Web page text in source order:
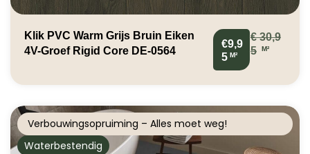
Klik PVC Warm Grijs Bruin Eiken
4V-Groef Rigid Core DE-0564
€9,9
5 M²
€30,9
5
M²
Verbouwingsopruiming – Alles moet weg!
Waterbestendig